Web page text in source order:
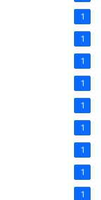
1
1
1
1
1
1
1
1
1